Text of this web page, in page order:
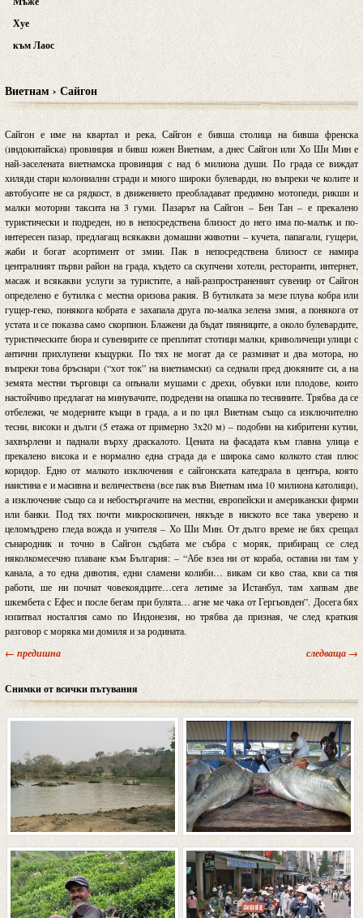
Хуе
към Лаос
Виетнам › Сайгон
Сайгон е име на квартал и река, Сайгон е бивша столица на бивша френска
(индокитайска) провинция и бивш южен Виетнам, а днес Сайгон или Хо Ши Мин е
най-заселената виетнамска провинция с над 6 милиона души. По града се виждат
хиляди стари колониални сгради и много широки булеварди, но въпреки че колите и
автобусите не са рядкост, в движението преобладават предимно мотопеди, рикши и
малки моторни таксита на 3 гуми. Пазарът на Сайгон – Бен Тан – е прекалено
туристически и подреден, но в непосредствена близост до него има по-малък и по-
интересен пазар, предлагащ всякакви домашни животни – кучета, папагали, гущери,
жаби и богат асортимент от змии. Пак в непосредствена близост се намира
централният първи район на града, където са скупчени хотели, ресторанти, интернет,
масаж и всякакви услуги за туристите, а най-разпространеният сувенир от Сайгон
определено е бутилка с местна оризова ракия. В бутилката за мезе плува кобра или
гущер-геко, понякога кобрата е захапала друга по-малка зелена змия, а понякога от
устата и се показва само скорпион. Блажени да бъдат пияниците, а около булевардите,
туристическите бюра и сувенирите се преплитат стотици малки, криволичещи улици с
антични прихлупени къщурки. По тях не могат да се разминат и два мотора, но
въпреки това бръснари (“хот ток” на виетнамски) са седнали пред дюкяните си, а на
земята местни търговци са опънали мушами с дрехи, обувки или плодове, които
настойчиво предлагат на минувачите, подредени на опашка по теснините. Трябва да се
отбележи, че модерните къщи в града, а и по цял Виетнам също са изключително
тесни, високи и дълги (5 етажа от примерно 3х20 м) – подобни на кибритени кутии,
захвърлени и паднали върху драскалото. Цената на фасадата към главна улица е
прекалено висока и е нормално една сграда да е широка само колкото стая плюс
коридор. Едно от малкото изключения е сайгонската катедрала в центъра, която
наистина е и масивна и величествена (все пак във Виетнам има 10 милиона католици),
а изключение също са и небостъргачите на местни, европейски и американски фирми
или банки. Под тях почти микроскопичен, някъде в ниското все така уверено и
целомъдрено гледа вожда и учителя – Хо Ши Мин. От дълго време не бях срещал
сънародник и точно в Сайгон съдбата ме събра с моряк, прибиращ се след
няколкомесечно плаване към България: – “Абе взеа ни от кораба, оставиа ни там у
канала, а то една дивотия, едни сламени колиби… викам си кво стаа, кви са тия
работи, ше ни почнат човекоядците…сега летиме за Истанбул, там хапвам две
шкембета с Ефес и после бегам при булята… агне ме чака от Гергьовден”. Досега бях
изпитвал носталгия само по Индонезия, но трябва да призная, че след краткия
разговор с моряка ми домиля и за родината.
← предишна следваща →
Снимки от всички пътувания